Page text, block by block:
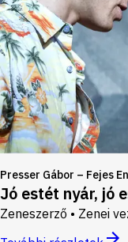
Presser Gábor – Fejes
Jó estét nyár, jó
Zeneszerző • Zenei